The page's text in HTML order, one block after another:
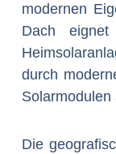
modernen
Dach
durch
Solarmodulen
Die